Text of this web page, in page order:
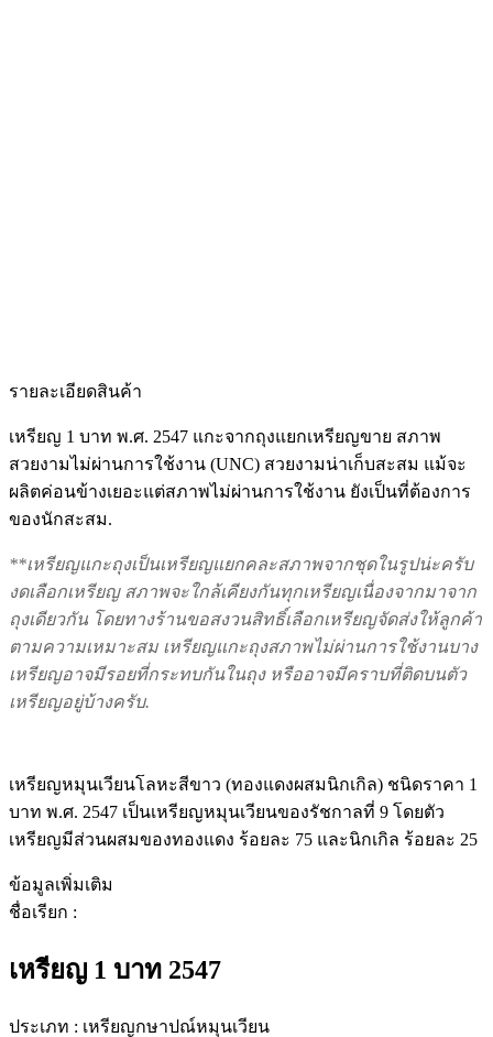
รายละเอียดสินค้า
เหรียญ 1 บาท พ.ศ. 2547 แกะจากถุงแยกเหรียญขาย สภาพ
สวยงามไม่ผ่านการใช้งาน (UNC) สวยงามน่าเก็บสะสม แม้จะ
ผลิตค่อนข้างเยอะแต่สภาพไม่ผ่านการใช้งาน ยังเป็นที่ต้องการ
ของนักสะสม.
**เหรียญแกะถุงเป็นเหรียญแยกคละสภาพจากชุดในรูปน่ะครับ
งดเลือกเหรียญ สภาพจะใกล้เคียงกันทุกเหรียญเนื่องจากมาจาก
ถุงเดียวกัน โดยทางร้านขอสงวนสิทธิ์เลือกเหรียญจัดส่งให้ลูกค้า
ตามความเหมาะสม เหรียญแกะถุงสภาพไม่ผ่านการใช้งานบาง
เหรียญอาจมีรอยที่กระทบกันในถุง หรืออาจมีคราบที่ติดบนตัว
เหรียญอยู่บ้างครับ.
เหรียญหมุนเวียนโลหะสีขาว (ทองแดงผสมนิกเกิล) ชนิดราคา 1
บาท พ.ศ. 2547 เป็นเหรียญหมุนเวียนของรัชกาลที่ 9 โดยตัว
เหรียญมีส่วนผสมของทองแดง ร้อยละ 75 และนิกเกิล ร้อยละ 25
ข้อมูลเพิ่มเติม
ชื่อเรียก :
เหรียญ 1 บาท 2547
ประเภท : เหรียญกษาปณ์หมุนเวียน